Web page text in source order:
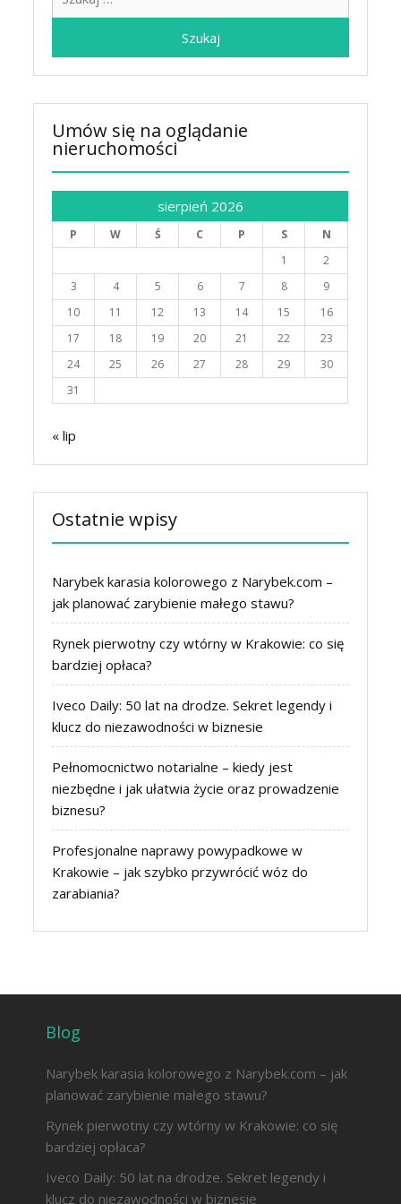
Umów się na oglądanie
nieruchomości
sierpień 2026
P W Ś C P S
N
1
2
3
4 5 6 7 8
9
10
11 12 13 14 15
16
17
18 19 20 21 22
23
24
25 26 27 28 29
30
31
« lip
Ostatnie wpisy
Narybek karasia kolorowego z Narybek.com –
jak planować zarybienie małego stawu?
Rynek pierwotny czy wtórny w Krakowie: co się
bardziej opłaca?
Iveco Daily: 50 lat na drodze. Sekret legendy i
klucz do niezawodności w biznesie
Pełnomocnictwo notarialne – kiedy jest
niezbędne i jak ułatwia życie oraz prowadzenie
biznesu?
Profesjonalne naprawy powypadkowe w
Krakowie – jak szybko przywrócić wóz do
zarabiania?
Blog
Narybek karasia kolorowego z Narybek.com – jak
planować zarybienie małego stawu?
Rynek pierwotny czy wtórny w Krakowie: co się
bardziej opłaca?
Iveco Daily: 50 lat na drodze. Sekret legendy i
klucz do niezawodności w biznesie